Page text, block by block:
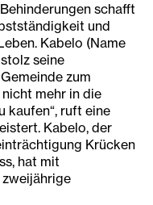
schafft
und
Kabelo (Name
seine
zum
mehr in die
kaufen“, ruft eine
Kabelo, der
Krücken
hat mit